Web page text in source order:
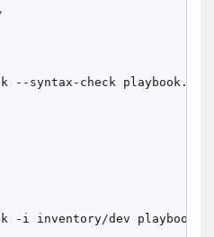
--syntax-check playbook.yml
-i inventory/dev